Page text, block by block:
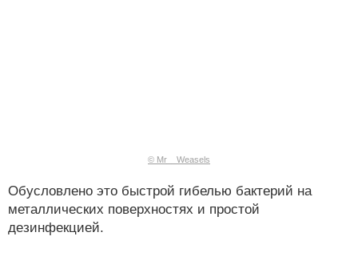
© Mr__Weasels
Обусловлено это быстрой гибелью бактерий на
металлических поверхностях и простой
дезинфекцией.